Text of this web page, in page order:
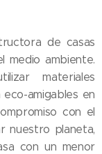
de casas
medio ambiente.
materiales
amigables en
con el
nuestro planeta,
con un menor